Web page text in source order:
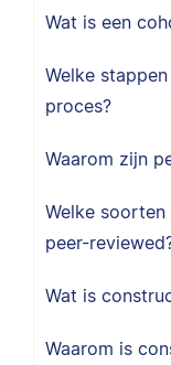
Wat is een
Welke
proces?
Waarom zijn
Welke
peer-
Wat is
Waarom is